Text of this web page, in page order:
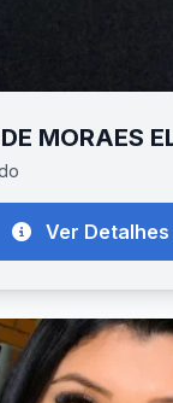
MORAES
Ver Detalhes